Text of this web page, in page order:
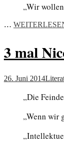
„Wir
…
3 mal
26. Juni 2014
„Die
„Wenn wir